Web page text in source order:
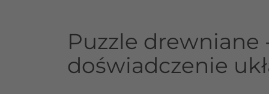
Puzzle drewniane
doświadczenie